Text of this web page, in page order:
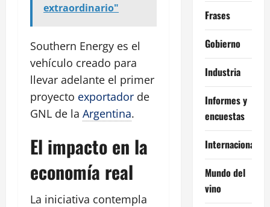
extraordinario"
Southern Energy es el
vehículo creado para
llevar adelante el primer
proyecto exportador de
GNL de la Argentina.
El impacto en la
economía real
La iniciativa contempla
Frases
Gobierno
Industria
Informes y
encuestas
Internacional
Mundo del
vino